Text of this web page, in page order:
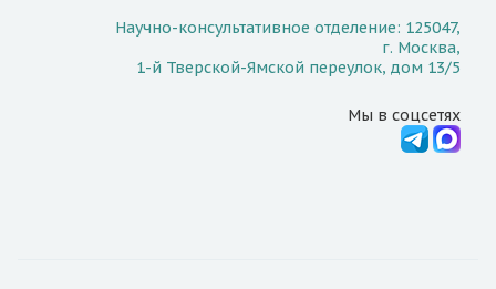
Научно-консультативное отделение: 125047,
г. Москва,
1-й Тверской-Ямской переулок, дом 13/5
Мы в соцсетях